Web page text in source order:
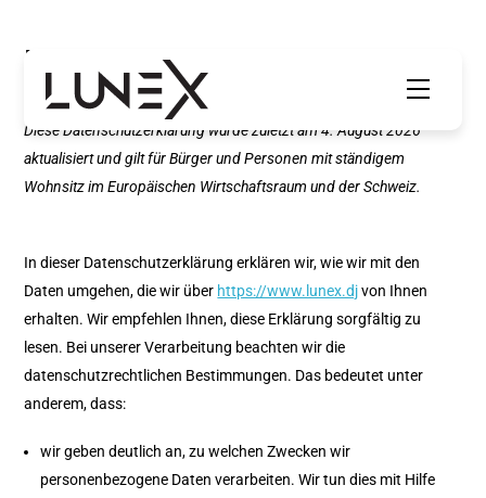
content
Menu
Datenschutzerklärung
Diese Datenschutzerklärung wurde zuletzt am 4. August 2026
aktualisiert und gilt für Bürger und Personen mit ständigem
Wohnsitz im Europäischen Wirtschaftsraum und der Schweiz.
In dieser Datenschutzerklärung erklären wir, wie wir mit den
Daten umgehen, die wir über https://www.lunex.djvon Ihnen
erhalten. Wir empfehlen Ihnen, diese Erklärung sorgfältig zu
lesen. Bei unserer Verarbeitung beachten wir die
datenschutzrechtlichen Bestimmungen. Das bedeutet unter
anderem, dass:
wir geben deutlich an, zu welchen Zwecken wir
personenbezogene Daten verarbeiten. Wir tun dies mit Hilfe